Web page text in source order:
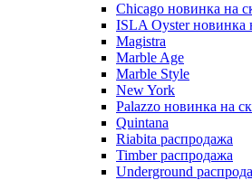
Chicago новинка на
ISLA Oyster новинка
Magistra
Marble Age
Marble Style
New York
Palazzo новинка на
Quintana
Riabita распродажа
Timber распродажа
Underground